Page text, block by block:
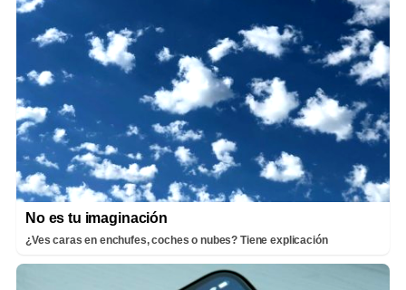
No es tu imaginación
¿Ves caras en enchufes, coches o nubes? Tiene explicación